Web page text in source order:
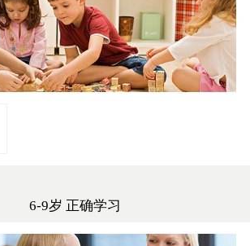
6-9岁 正确学习